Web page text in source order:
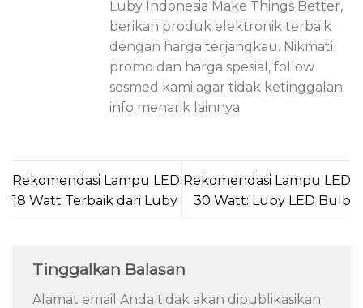
Luby Indonesia Make Things Better,
berikan produk elektronik terbaik
dengan harga terjangkau. Nikmati
promo dan harga spesial, follow
sosmed kami agar tidak ketinggalan
info menarik lainnya
Rekomendasi Lampu LED
18 Watt Terbaik dari Luby
Rekomendasi Lampu LED
30 Watt: Luby LED Bulb
Tinggalkan Balasan
Alamat email Anda tidak akan dipublikasikan.